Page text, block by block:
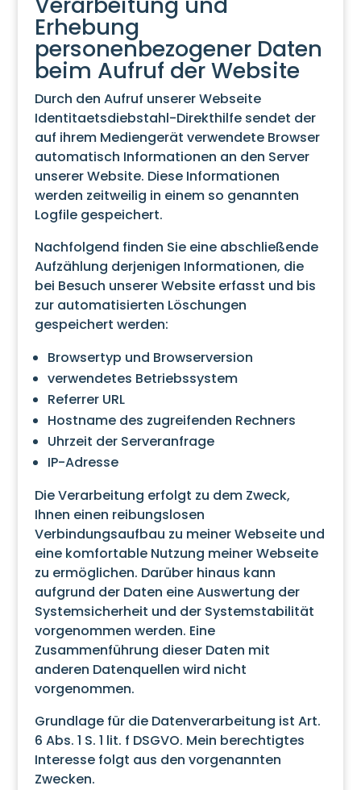
Erhebung
personenbezogener Daten
beim Aufruf der Website
Durch den Aufruf unserer Webseite
Identitaetsdiebstahl-Direkthilfe sendet der
auf ihrem Mediengerät verwendete Browser
automatisch Informationen an den Server
unserer Website. Diese Informationen
werden zeitweilig in einem so genannten
Logfile gespeichert.
Nachfolgend finden Sie eine abschließende
Aufzählung derjenigen Informationen, die
bei Besuch unserer Website erfasst und bis
zur automatisierten Löschungen
gespeichert werden:
Browsertyp und Browserversion
verwendetes Betriebssystem
Referrer URL
Hostname des zugreifenden Rechners
Uhrzeit der Serveranfrage
IP-Adresse
Die Verarbeitung erfolgt zu dem Zweck,
Ihnen einen reibungslosen
Verbindungsaufbau zu meiner Webseite und
eine komfortable Nutzung meiner Webseite
zu ermöglichen. Darüber hinaus kann
aufgrund der Daten eine Auswertung der
Systemsicherheit und der Systemstabilität
vorgenommen werden. Eine
Zusammenführung dieser Daten mit
anderen Datenquellen wird nicht
vorgenommen.
Grundlage für die Datenverarbeitung ist Art.
6 Abs. 1 S. 1 lit. f DSGVO. Mein berechtigtes
Interesse folgt aus den vorgenannten
Zwecken.